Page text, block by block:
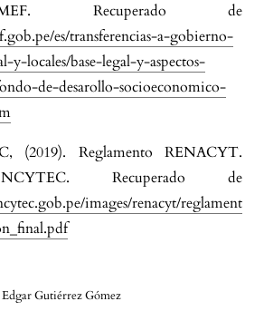
Gutiérrez Gómez
Recuperado de
es/transferencias-a-gobierno-
y-locales/base-legal-y-aspectos-
de-desarollo-socioeconomico-
(2019). Reglamento RENACYT.
Recuperado de
images/renacyt/reglament